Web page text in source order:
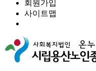
회원가입
사이트맵